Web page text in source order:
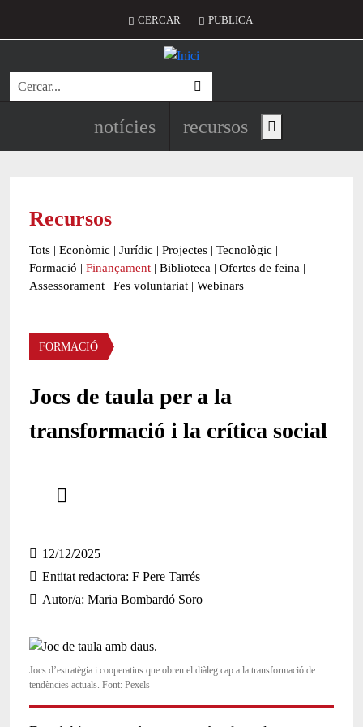
Menú del compte d'usuari
CERCAR PUBLICA
Cerca
Navegació principal de
notícies recursos Show main menu
Recursos
Tots | Econòmic | Jurídic | Projectes | Tecnològic |
Formació | Finançament | Biblioteca | Ofertes de feina |
Assessorament | Fes voluntariat | Webinars
Àmbit
FORMACIÓ
Jocs de taula per a la
transformació i la crítica social
12/12/2025
Entitat redactora F Pere Tarrés
Autor/a Maria Bombardó Soro
Jocs d’estratègia i cooperatius que obren el diàleg cap a la transformació de
tendències actuals. Font: Pexels